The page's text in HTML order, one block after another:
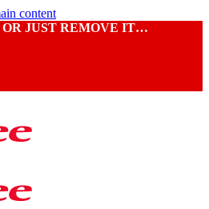
content
JUST REMOVE IT…